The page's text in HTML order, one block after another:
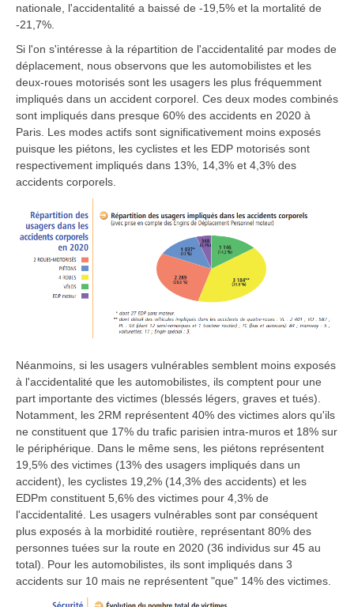
nationale, l'accidentalité a baissé de -19,5% et la mortalité de
-21,7%.
Si l'on s'intéresse à la répartition de l'accidentalité par modes de
déplacement, nous observons que les automobilistes et les
deux-roues motorisés sont les usagers les plus fréquemment
impliqués dans un accident corporel. Ces deux modes combinés
sont impliqués dans presque 60% des accidents en 2020 à
Paris. Les modes actifs sont significativement moins exposés
puisque les piétons, les cyclistes et les EDP motorisés sont
respectivement impliqués dans 13%, 14,3% et 4,3% des
accidents corporels.
Néanmoins, si les usagers vulnérables semblent moins exposés
à l'accidentalité que les automobilistes, ils comptent pour une
part importante des victimes (blessés légers, graves et tués).
Notamment, les 2RM représentent 40% des victimes alors qu'ils
ne constituent que 17% du trafic parisien intra-muros et 18% sur
le périphérique. Dans le même sens, les piétons représentent
19,5% des victimes (13% des usagers impliqués dans un
accident), les cyclistes 19,2% (14,3% des accidents) et les
EDPm constituent 5,6% des victimes pour 4,3% de
l'accidentalité. Les usagers vulnérables sont par conséquent
plus exposés à la morbidité routière, représentant 80% des
personnes tuées sur la route en 2020 (36 individus sur 45 au
total). Pour les automobilistes, ils sont impliqués dans 3
accidents sur 10 mais ne représentent "que" 14% des victimes.